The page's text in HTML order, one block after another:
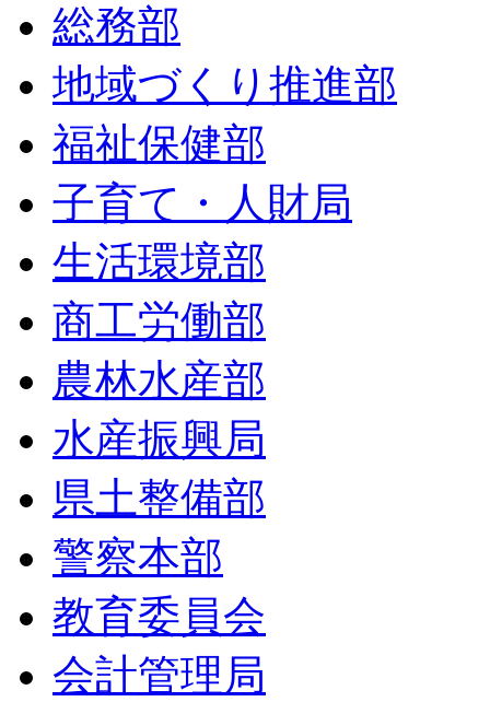
総務部
地域づくり推進部
福祉保健部
子育て・人財局
生活環境部
商工労働部
農林水産部
水産振興局
県土整備部
警察本部
教育委員会
会計管理局